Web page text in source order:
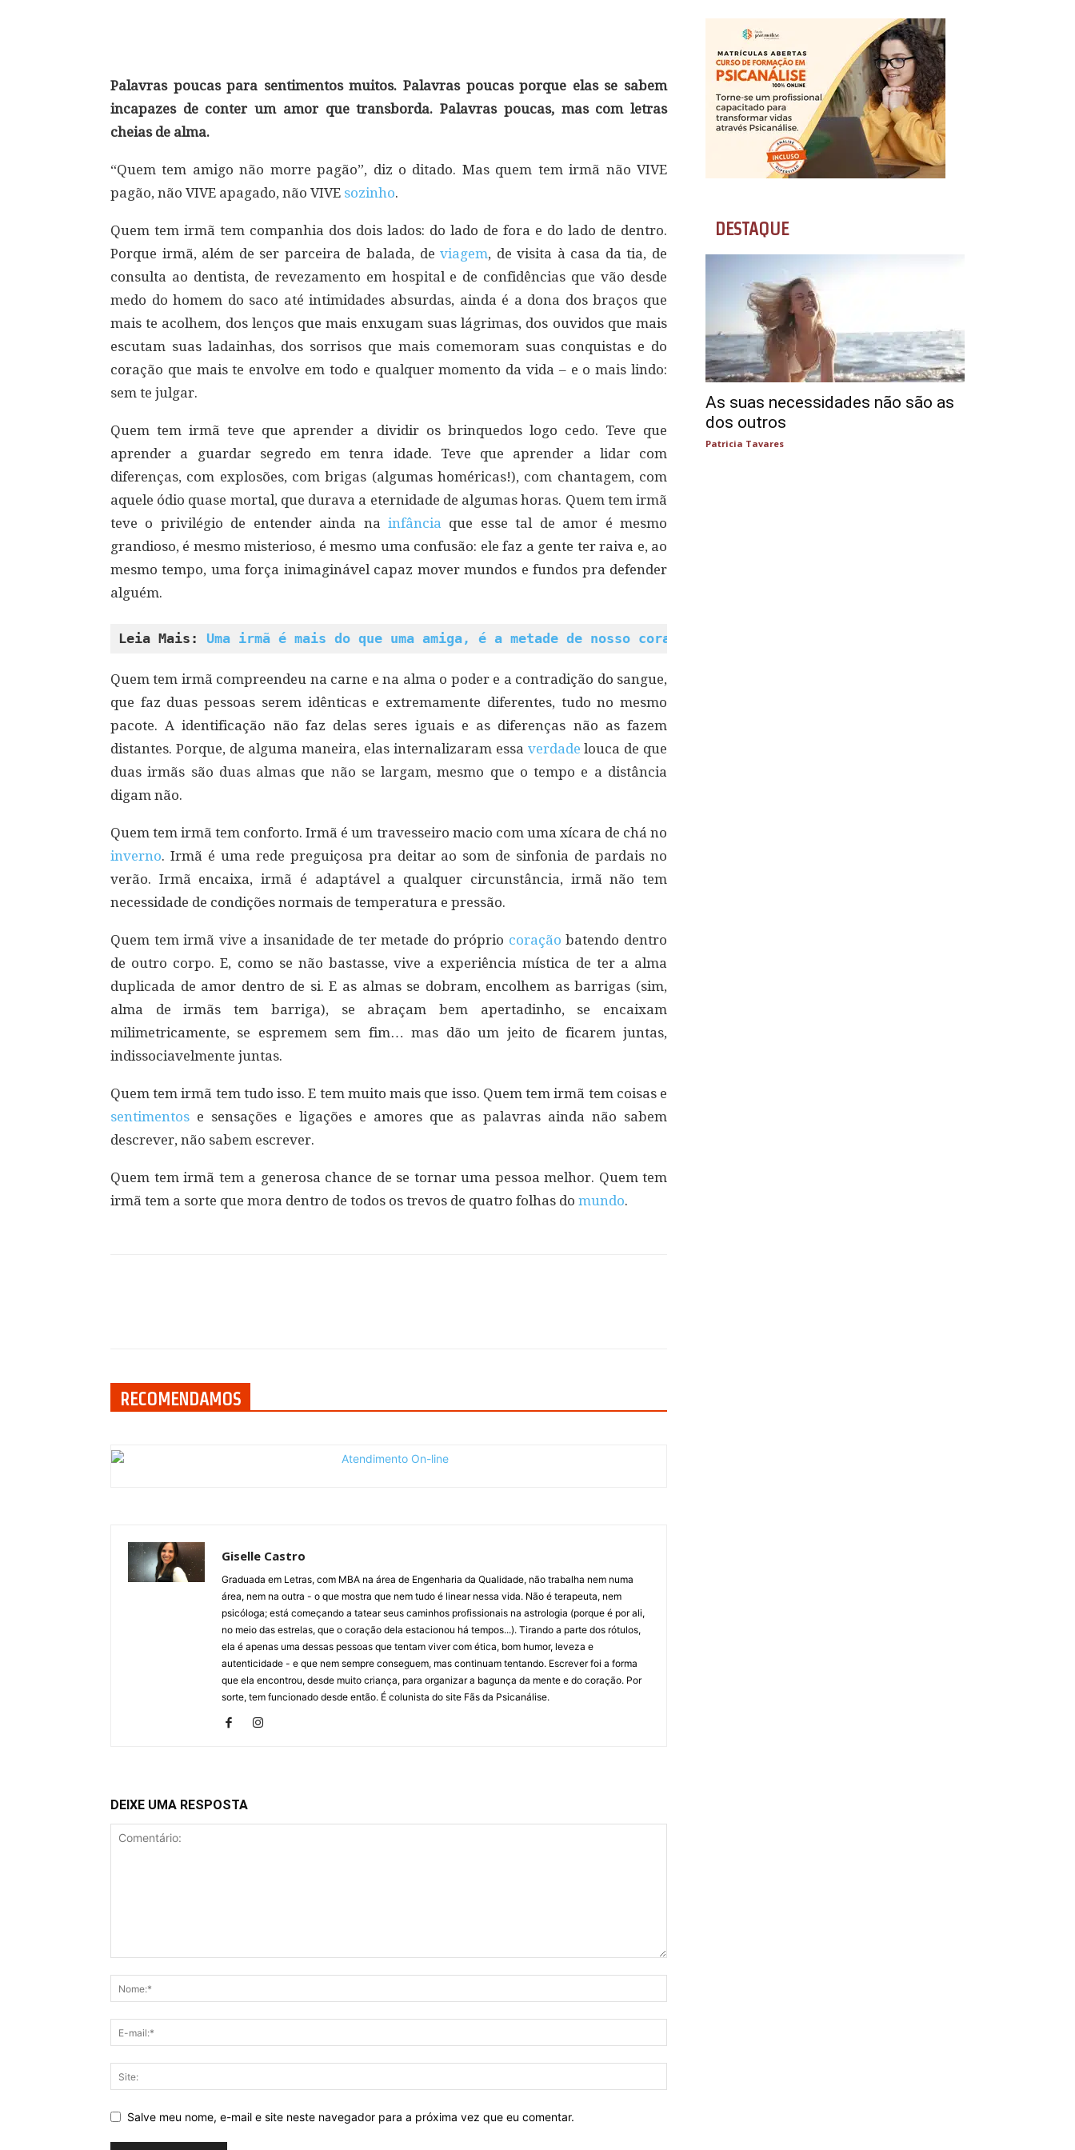
Palavras poucas para sentimentos muitos. Palavras poucas porque elas se sabem
incapazes de conter um amor que transborda. Palavras poucas, mas com letras
cheias de alma.
“Quem tem amigo não morre pagão”, diz o ditado. Mas quem tem irmã não VIVE
pagão, não VIVE apagado, não VIVE sozinho.
Quem tem irmã tem companhia dos dois lados: do lado de fora e do lado de dentro.
Porque irmã, além de ser parceira de balada, deviagem, de visita à casa da tia, de
consulta ao dentista, de revezamento em hospital e de confidências que vão desde
medo do homem do saco até intimidades absurdas, ainda é a dona dos braços que
mais te acolhem, dos lenços que mais enxugam suas lágrimas, dos ouvidos que mais
escutam suas ladainhas, dos sorrisos que mais comemoram suas conquistas e do
coração que mais te envolve em todo e qualquer momento da vida – e o mais lindo:
sem te julgar.
Quem tem irmã teve que aprender a dividir os brinquedos logo cedo. Teve que
aprender a guardar segredo em tenra idade. Teve que aprender a lidar com
diferenças, com explosões, com brigas (algumas homéricas!), com chantagem, com
aquele ódio quase mortal, que durava a eternidade de algumas horas. Quem tem irmã
teve o privilégio de entender ainda na infância que esse tal de amor é mesmo
grandioso, é mesmo misterioso, é mesmo uma confusão: ele faz a gente ter raiva e, ao
mesmo tempo, uma força inimaginável capaz mover mundos e fundos pra defender
alguém.
Leia Mais: Uma irmã é mais do que uma amiga, é a metade de nosso coração
Quem tem irmã compreendeu na carne e na alma o poder e a contradição do sangue,
que faz duas pessoas serem idênticas e extremamente diferentes, tudo no mesmo
pacote. A identificação não faz delas seres iguais e as diferenças não as fazem
distantes. Porque, de alguma maneira, elas internalizaram essa verdadelouca de que
duas irmãs são duas almas que não se largam, mesmo que o tempo e a distância
digam não.
Quem tem irmã tem conforto. Irmã é um travesseiro macio com uma xícara de chá no
inverno. Irmã é uma rede preguiçosa pra deitar ao som de sinfonia de pardais no
verão. Irmã encaixa, irmã é adaptável a qualquer circunstância, irmã não tem
necessidade de condições normais de temperatura e pressão.
Quem tem irmã vive a insanidade de ter metade do próprio coraçãobatendo dentro
de outro corpo. E, como se não bastasse, vive a experiência mística de ter a alma
duplicada de amor dentro de si. E as almas se dobram, encolhem as barrigas (sim,
alma de irmãs tem barriga), se abraçam bem apertadinho, se encaixam
milimetricamente, se espremem sem fim… mas dão um jeito de ficarem juntas,
indissociavelmente juntas.
Quem tem irmã tem tudo isso. E tem muito mais que isso. Quem tem irmã tem coisas e
sentimentos e sensações e ligações e amores que as palavras ainda não sabem
descrever, não sabem escrever.
Quem tem irmã tem a generosa chance de se tornar uma pessoa melhor. Quem tem
irmã tem a sorte que mora dentro de todos os trevos de quatro folhas do mundo.
RECOMENDAMOS
Giselle Castro
Graduada em Letras, com MBA na área de Engenharia da Qualidade, não trabalha nem numa
área, nem na outra - o que mostra que nem tudo é linear nessa vida. Não é terapeuta, nem
psicóloga; está começando a tatear seus caminhos profissionais na astrologia (porque é por ali,
no meio das estrelas, que o coração dela estacionou há tempos...). Tirando a parte dos rótulos,
ela é apenas uma dessas pessoas que tentam viver com ética, bom humor, leveza e
autenticidade - e que nem sempre conseguem, mas continuam tentando. Escrever foi a forma
que ela encontrou, desde muito criança, para organizar a bagunça da mente e do coração. Por
sorte, tem funcionado desde então. É colunista do site Fãs da Psicanálise.
DEIXE UMA RESPOSTA
Salve meu nome, e-mail e site neste navegador para a próxima vez que eu comentar.
DESTAQUE
As suas necessidades não são as
dos outros
Patricia Tavares